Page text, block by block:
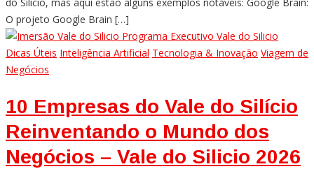
O projeto Google Brain […]
Dicas Úteis Inteligência Artificial Tecnologia & Inovação Viagem de
Negócios
10 Empresas do Vale do Silício
Reinventando o Mundo dos
Negócios – Vale do Silicio 2026